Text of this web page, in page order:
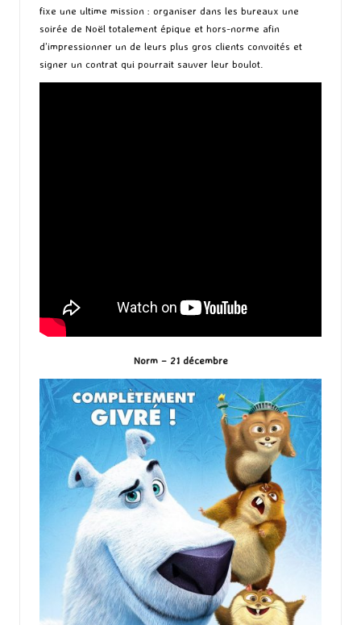
fixe une ultime mission : organiser dans les bureaux une
soirée de Noël totalement épique et hors-norme afin
d’impressionner un de leurs plus gros clients convoités et
signer un contrat qui pourrait sauver leur boulot.
Norm – 21 décembre